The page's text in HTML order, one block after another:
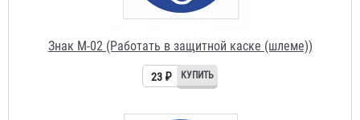
23 ₽